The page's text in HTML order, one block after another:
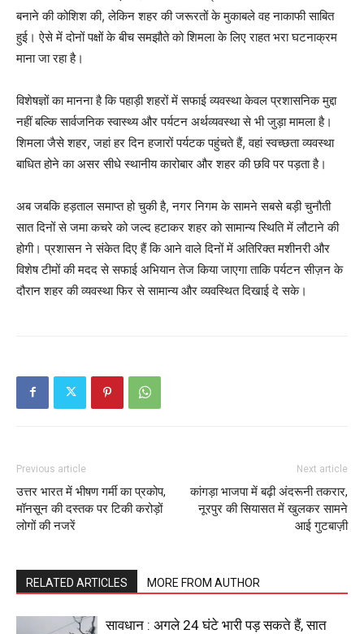
News Week
Magazine PRO
About
Contact us
बनाने की कोशिश की, लेकिन शहर की जरूरतों के मुकाबले वह नाकाफी साबित
हुई। ऐसे में दोनों पक्षों के बीच समझौते को शिमला के लिए राहत भरा घटनाक्रम
माना जा रहा है।
विशेषज्ञों का मानना है कि पहाड़ी शहरों में सफाई व्यवस्था केवल प्रशासनिक मुद्दा
नहीं बल्कि सार्वजनिक स्वास्थ्य और पर्यटन अर्थव्यवस्था से भी जुड़ा मामला है।
शिमला जैसे शहर, जहां हर दिन हजारों पर्यटक पहुंचते हैं, वहां स्वच्छता व्यवस्था
बाधित होने का असर सीधे स्थानीय कारोबार और शहर की छवि पर पड़ता है।
अब जबकि हड़ताल समाप्त हो चुकी है, नगर निगम के सामने सबसे बड़ी चुनौती
सात दिनों से जमा कचरे को जल्द हटाकर शहर को सामान्य स्थिति में लौटाने की
होगी। प्रशासन ने संकेत दिए हैं कि आने वाले दिनों में अतिरिक्त मशीनरी और
विशेष टीमों की मदद से सफाई अभियान तेज किया जाएगा ताकि पर्यटन सीज़न के
दौरान शहर की व्यवस्था फिर से सामान्य और व्यवस्थित दिखाई दे सके।
Previous article
उत्तर भारत में भीषण गर्मी का प्रकोप,
मॉनसून की दस्तक पर टिकी करोड़ों
लोगों की नजरें
Next article
कांगड़ा भाजपा में बढ़ी अंदरूनी तकरार,
नूरपुर की सियासत में खुलकर सामने
आई गुटबाज़ी
RELATED ARTICLES MORE FROM AUTHOR
सावधान : अगले 24 घंटे भारी पड़ सकते हैं, सात